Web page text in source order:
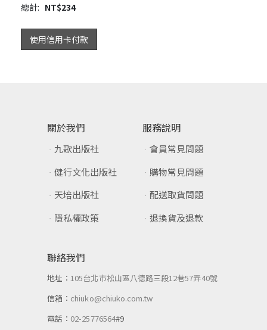
總計: NT$234
使用信用卡付款
關於我們
九歌出版社
健行文化出版社
天培出版社
隱私權政策
服務說明
會員常見問題
購物常見問題
配送取貨問題
退換貨及退款
聯絡我們
地址：105台北市松山區八德路三段12巷57弄40號
信箱： chiuko@chiuko.com.tw
電話： 02-25776564#9